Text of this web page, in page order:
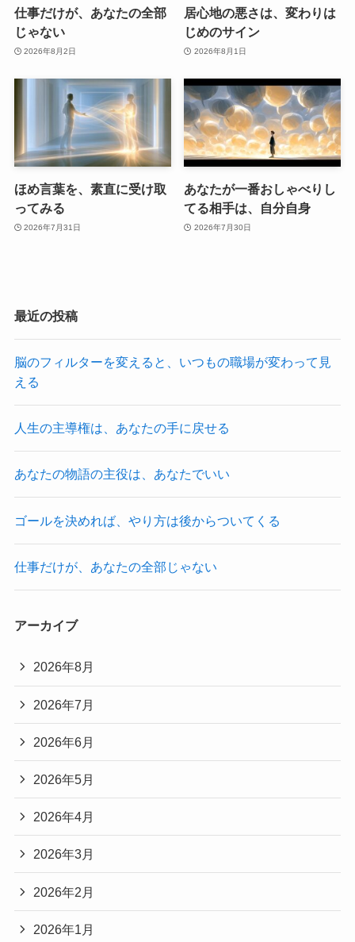
仕事だけが、あなたの全部
じゃない
2026年8月2日
居心地の悪さは、変わりは
じめのサイン
2026年8月1日
ほめ言葉を、素直に受け取
ってみる
2026年7月31日
あなたが一番おしゃべりし
てる相手は、自分自身
2026年7月30日
最近の投稿
脳のフィルターを変えると、いつもの職場が変わって見
える
人生の主導権は、あなたの手に戻せる
あなたの物語の主役は、あなたでいい
ゴールを決めれば、やり方は後からついてくる
仕事だけが、あなたの全部じゃない
アーカイブ
2026年8月
2026年7月
2026年6月
2026年5月
2026年4月
2026年3月
2026年2月
2026年1月